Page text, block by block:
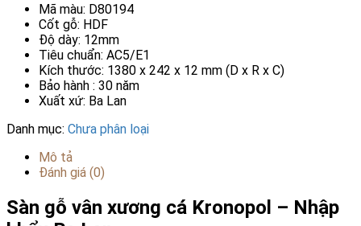
Mã màu: D80194
Cốt gỗ: HDF
Độ dày: 12mm
Tiêu chuẩn: AC5/E1
Kích thước: 1380 x 242 x 12 mm (D x R x C)
Bảo hành : 30 năm
Xuất xứ: Ba Lan
Danh mục: Chưa phân loại
Mô tả
Đánh giá (0)
Sàn gỗ vân xương cá Kronopol – Nhập